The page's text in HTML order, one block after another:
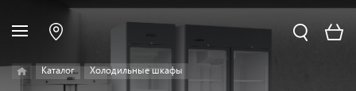
Каталог Холодильные шкафы